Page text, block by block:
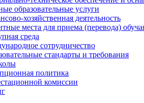
образовательные услуги
хозяйственная деятельность
места для приема (перевода)
среда
сотрудничество
стандарты и требования
политика
комиссии